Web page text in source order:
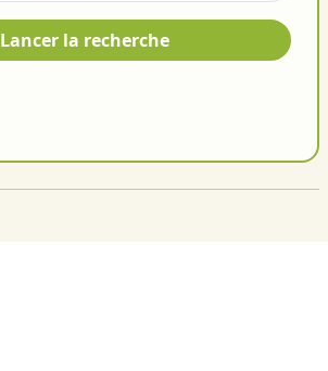
Lancer la recherche